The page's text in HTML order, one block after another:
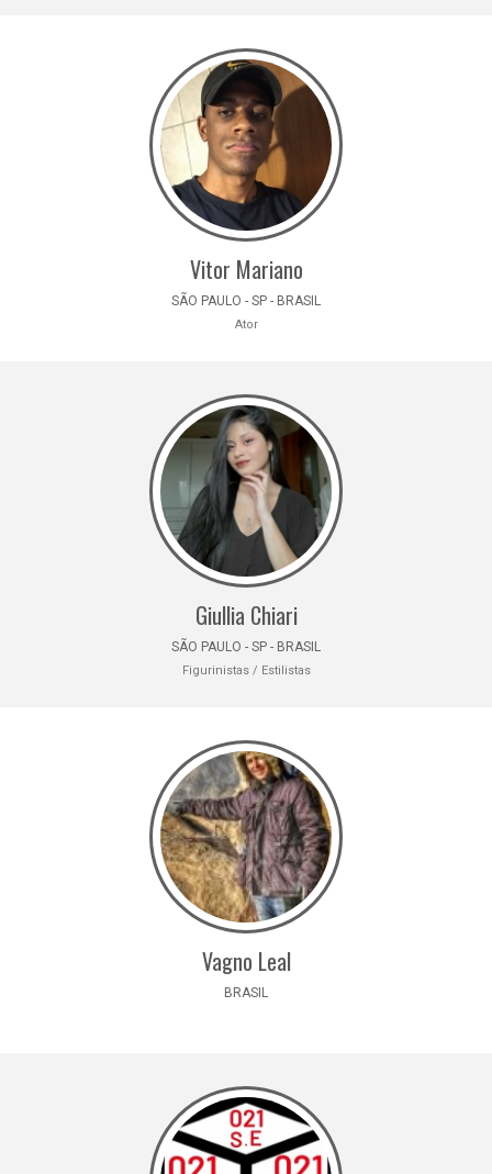
Vitor Mariano
SÃO PAULO - SP - BRASIL
Ator
Giullia Chiari
SÃO PAULO - SP - BRASIL
Figurinistas / Estilistas
Vagno Leal
BRASIL